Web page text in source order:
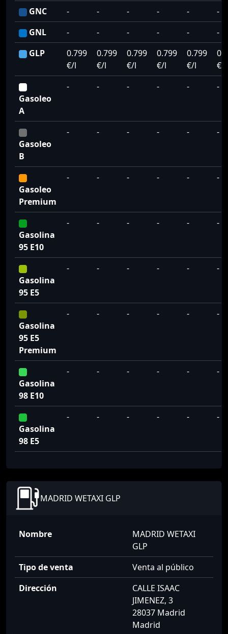
GNC - - - - -
-
GNL
- - - - -
-
GLP
0.799
€/l
0.799
€/l
0.799
€/l
0.799
€/l
0.799
€/l
€/l
Gasoleo
A
- - - - - -
Gasoleo
B
- - - - - -
Gasoleo
Premium
- - - - - -
Gasolina
95 E10
- - - - - -
Gasolina
95 E5
- - - - - -
Gasolina
95 E5
Premium
- - - - - -
Gasolina
98 E10
- - - - - -
Gasolina
98 E5
- - - - - -
MADRID WETAXI GLP
Nombre
MADRID WETAXI
GLP
Tipo de venta
Venta al público
Dirección
CALLE ISAAC
JIMENEZ, 3
28037 Madrid
Madrid